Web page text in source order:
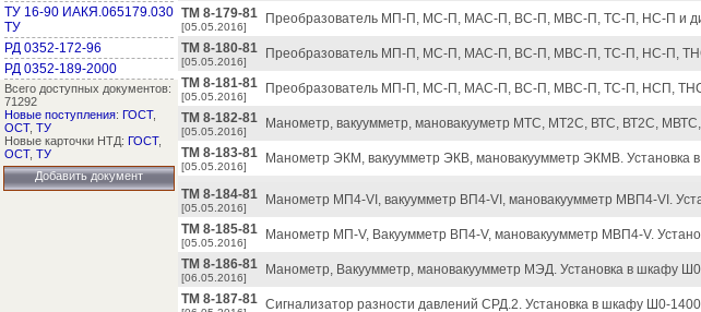
ТУ 16-90 ИАКЯ.065179.030
ТУ
РД 0352-172-96
РД 0352-189-2000
Всего доступных документов:
71292
Новые поступления: ГОСТ,
ОСТ, ТУ
Новые карточки НТД: ГОСТ,
ОСТ, ТУ
Добавить документ
ТМ 8-179-81
[05.05.2016]
Преобразователь МП-П, МС-П, МАС-П, ВС-П, МВС-П, ТС-П, НС-П и
ТМ 8-180-81
[05.05.2016]
Преобразователь МП-П, МС-П, МАС-П, ВС-П, МВС-П, ТС-П, НС-П,
ТМ 8-181-81
[05.05.2016]
Преобразователь МП-П, МС-П, МАС-П, ВС-П, МВС-П, ТС-П, НСП,
ТМ 8-182-81
[05.05.2016]
Манометр, вакуумметр, мановакууметр МТС, МТ2С, ВТС, ВТ2С,
ТМ 8-183-81
[05.05.2016]
Манометр ЭКМ, вакуумметр ЭКВ, мановакуумметр ЭКМВ. Установка
ТМ 8-184-81
[05.05.2016]
Манометр МП4-VI, вакуумметр ВП4-VI, мановакуумметр МВП4-VI.
ТМ 8-185-81
[05.05.2016]
Манометр МП-V, Вакуумметр ВП4-V, мановакуумметр МВП4-V.
ТМ 8-186-81
[06.05.2016]
Манометр, Вакуумметр, мановакуумметр МЭД. Установка в шкафу
ТМ 8-187-81 Сигнализатор разности давлений СРД.2. Установка в шкафу Ш0-